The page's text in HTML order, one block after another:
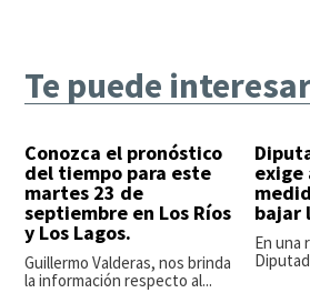
Te puede
Conozca el pronóstico
del tiempo para este
martes 23 de
septiembre en Los Ríos
y Los Lagos.
Guillermo Valderas, nos brinda
la información respecto al...
exige
bajar
En una